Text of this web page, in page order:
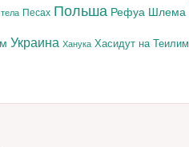
Песах Польша Рефуа Шлема
Украина Ханука Хасидут на Теилим